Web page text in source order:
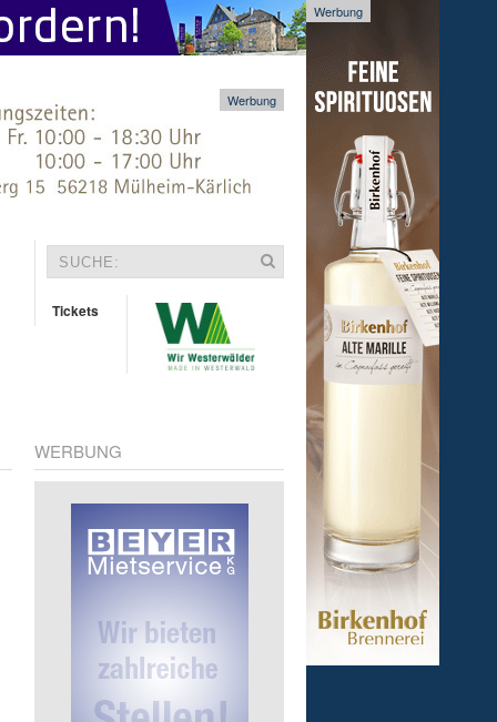
Werbung
Werbung
Tickets
WERBUNG